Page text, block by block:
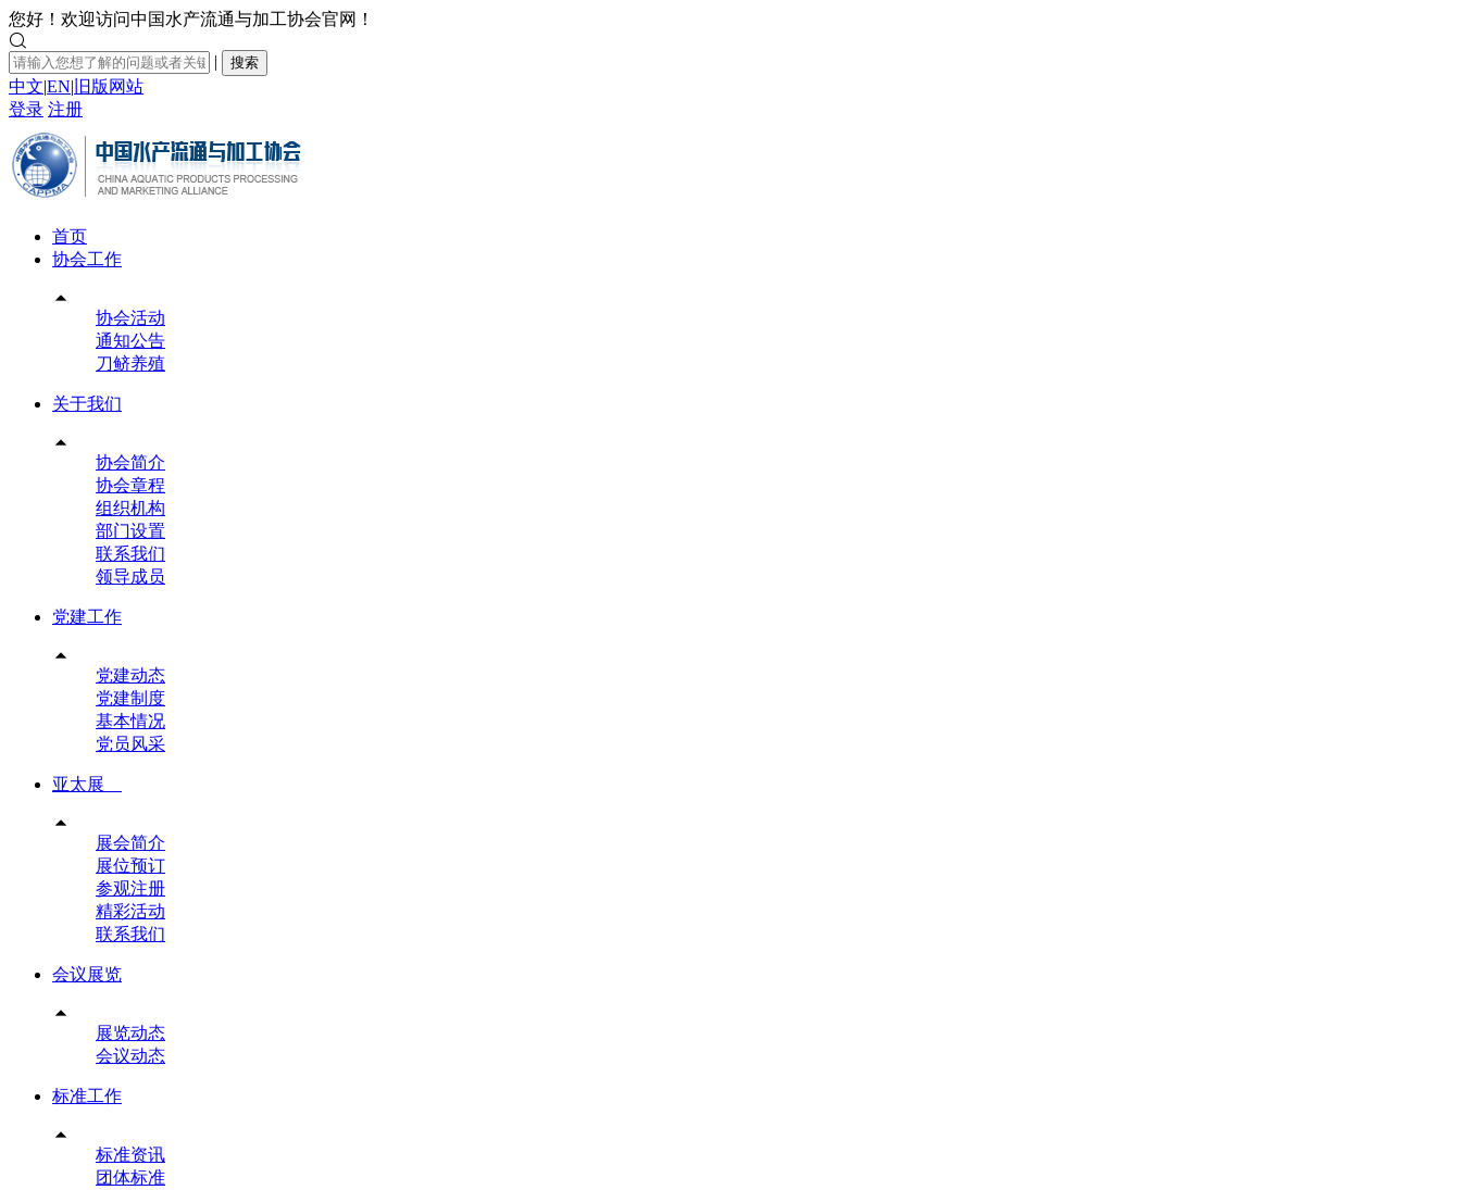
您好！欢迎访问中国水产流通与加工协会官网！

| 搜索
中文|EN| 旧版网站
登录 注册
首页
协会工作

协会活动
通知公告
刀鲚养殖
关于我们

协会简介
协会章程
组织机构
部门设置
联系我们
领导成员
党建工作

党建动态
党建制度
基本情况
党员风采
亚太展

展会简介
展位预订
参观注册
精彩活动
联系我们
会议展览

展览动态
会议动态
标准工作

标准资讯
团体标准